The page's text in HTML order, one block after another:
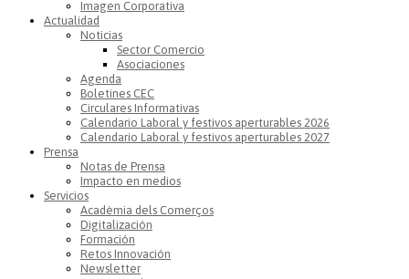
Imagen Corporativa
Actualidad
Noticias
Sector Comercio
Asociaciones
Agenda
Boletines CEC
Circulares Informativas
Calendario Laboral y festivos aperturables 2026
Calendario Laboral y festivos aperturables 2027
Prensa
Notas de Prensa
Impacto en medios
Servicios
Acadèmia dels Comerços
Digitalización
Formación
Retos Innovación
Newsletter